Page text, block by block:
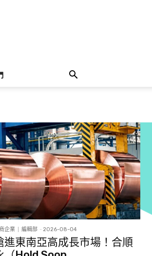
企業 編輯部 - 2026-08-04
進東南亞高成長市場！合順